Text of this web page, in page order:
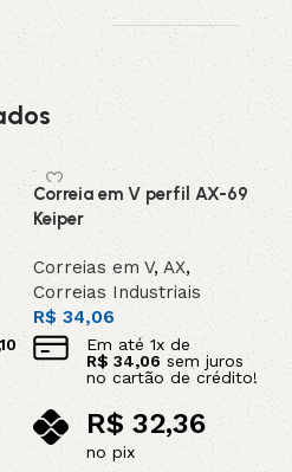
Correia em V perfil AX-69
Keiper
Correias em V, AX,
Correias Industriais
R$34,06
Em até 1x de
R$34,06 sem juros
no cartão de crédito!
R$ 32,36
no pix